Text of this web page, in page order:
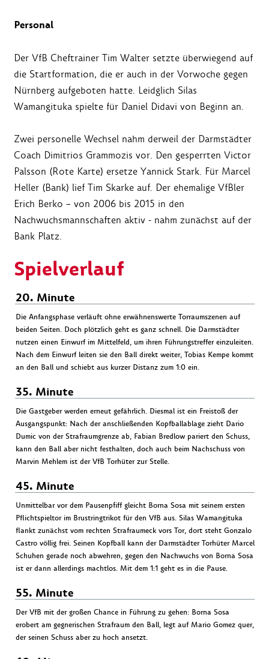
Personal
Der VfB Cheftrainer Tim Walter setzte überwiegend auf
die Startformation, die er auch in der Vorwoche gegen
Nürnberg aufgeboten hatte. Leidglich Silas
Wamangituka spielte für Daniel Didavi von Beginn an.
Zwei personelle Wechsel nahm derweil der Darmstädter
Coach Dimitrios Grammozis vor. Den gesperrten Victor
Palsson (Rote Karte) ersetze Yannick Stark. Für Marcel
Heller (Bank) lief Tim Skarke auf. Der ehemalige VfBler
Erich Berko – von 2006 bis 2015 in den
Nachwuchsmannschaften aktiv - nahm zunächst auf der
Bank Platz.
Spielverlauf
20. Minute
Die Anfangsphase verläuft ohne erwähnenswerte Torraumszenen auf
beiden Seiten. Doch plötzlich geht es ganz schnell. Die Darmstädter
nutzen einen Einwurf im Mittelfeld, um ihren Führungstreffer einzuleiten.
Nach dem Einwurf leiten sie den Ball direkt weiter, Tobias Kempe kommt
an den Ball und schiebt aus kurzer Distanz zum 1:0 ein.
35. Minute
Die Gastgeber werden erneut gefährlich. Diesmal ist ein Freistoß der
Ausgangspunkt: Nach der anschließenden Kopfballablage zieht Dario
Dumic von der Strafraumgrenze ab, Fabian Bredlow pariert den Schuss,
kann den Ball aber nicht festhalten, doch auch beim Nachschuss von
Marvin Mehlem ist der VfB Torhüter zur Stelle.
45. Minute
Unmittelbar vor dem Pausenpfiff gleicht Borna Sosa mit seinem ersten
Pflichtspieltor im Brustringtrikot für den VfB aus. Silas Wamangituka
flankt zunächst vom rechten Strafraumeck vors Tor, dort steht Gonzalo
Castro völlig frei. Seinen Kopfball kann der Darmstädter Torhüter Marcel
Schuhen gerade noch abwehren, gegen den Nachwuchs von Borna Sosa
ist er dann allerdings machtlos. Mit dem 1:1 geht es in die Pause.
55. Minute
Der VfB mit der großen Chance in Führung zu gehen: Borna Sosa
erobert am gegnerischen Strafraum den Ball, legt auf Mario Gomez quer,
der seinen Schuss aber zu hoch ansetzt.